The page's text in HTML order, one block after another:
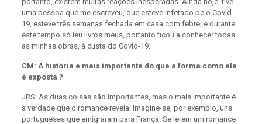
uma pessoa que me escreveu, que esteve infetado pelo Covid-
19, esteve três semanas fechada em casa com febre, e durante
este tempo só leu livros meus, portanto ficou a conhecer todas
as minhas obras, à custa do Covid-19.
CM: A história é mais importante do que a forma como ela
é exposta ?
JRS: As duas coisas são importantes, mas o mais importante é
a verdade que o romance revela. Imagine-se, por exemplo, uns
portugueses que emigraram para França. Se lerem um romance